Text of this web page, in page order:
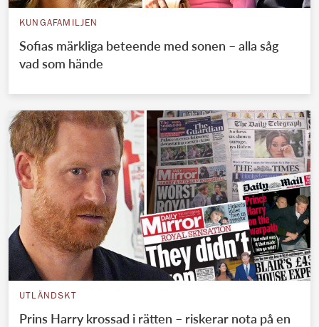
KUNGAFAMILJEN
Sofias märkliga beteende med sonen – alla såg
vad som hände
UTLÄNDSKT
Prins Harry krossad i rätten – riskerar nota på en